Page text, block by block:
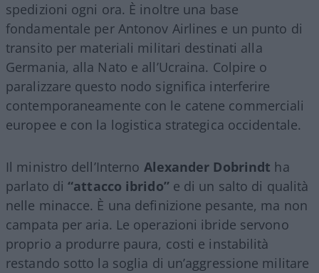
spedizioni ogni ora. È inoltre una base
fondamentale per Antonov Airlines e un punto di
transito per materiali militari destinati alla
Germania, alla Nato e all’Ucraina. Colpire o
paralizzare questo nodo significa interferire
contemporaneamente con le catene commerciali
europee e con la logistica strategica occidentale.
Il ministro dell’Interno Alexander Dobrindt ha
parlato di“attacco ibrido”e di un salto di qualità
nelle minacce. È una definizione pesante, ma non
campata per aria. Le operazioni ibride servono
proprio a produrre paura, costi e instabilità
restando sotto la soglia di un’aggressione militare